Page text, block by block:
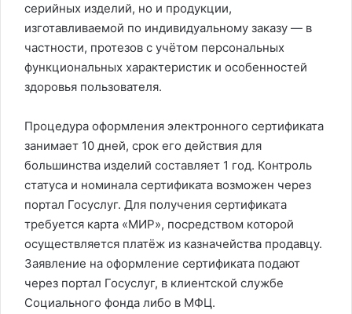
серийных изделий, но и продукции,
изготавливаемой по индивидуальному заказу — в
частности, протезов с учётом персональных
функциональных характеристик и особенностей
здоровья пользователя.
Процедура оформления электронного сертификата
занимает 10 дней, срок его действия для
большинства изделий составляет 1 год. Контроль
статуса и номинала сертификата возможен через
портал Госуслуг. Для получения сертификата
требуется карта «МИР», посредством которой
осуществляется платёж из казначейства продавцу.
Заявление на оформление сертификата подают
через портал Госуслуг, в клиентской службе
Социального фонда либо в МФЦ.